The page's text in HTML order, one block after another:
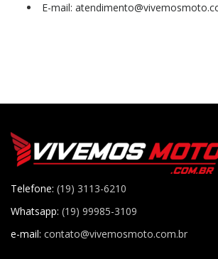
E-mail:
Telefone: (19) 3113-6210
Whatsapp: (19) 99985-3109
e-mail: contato@vivemosmoto.com.br